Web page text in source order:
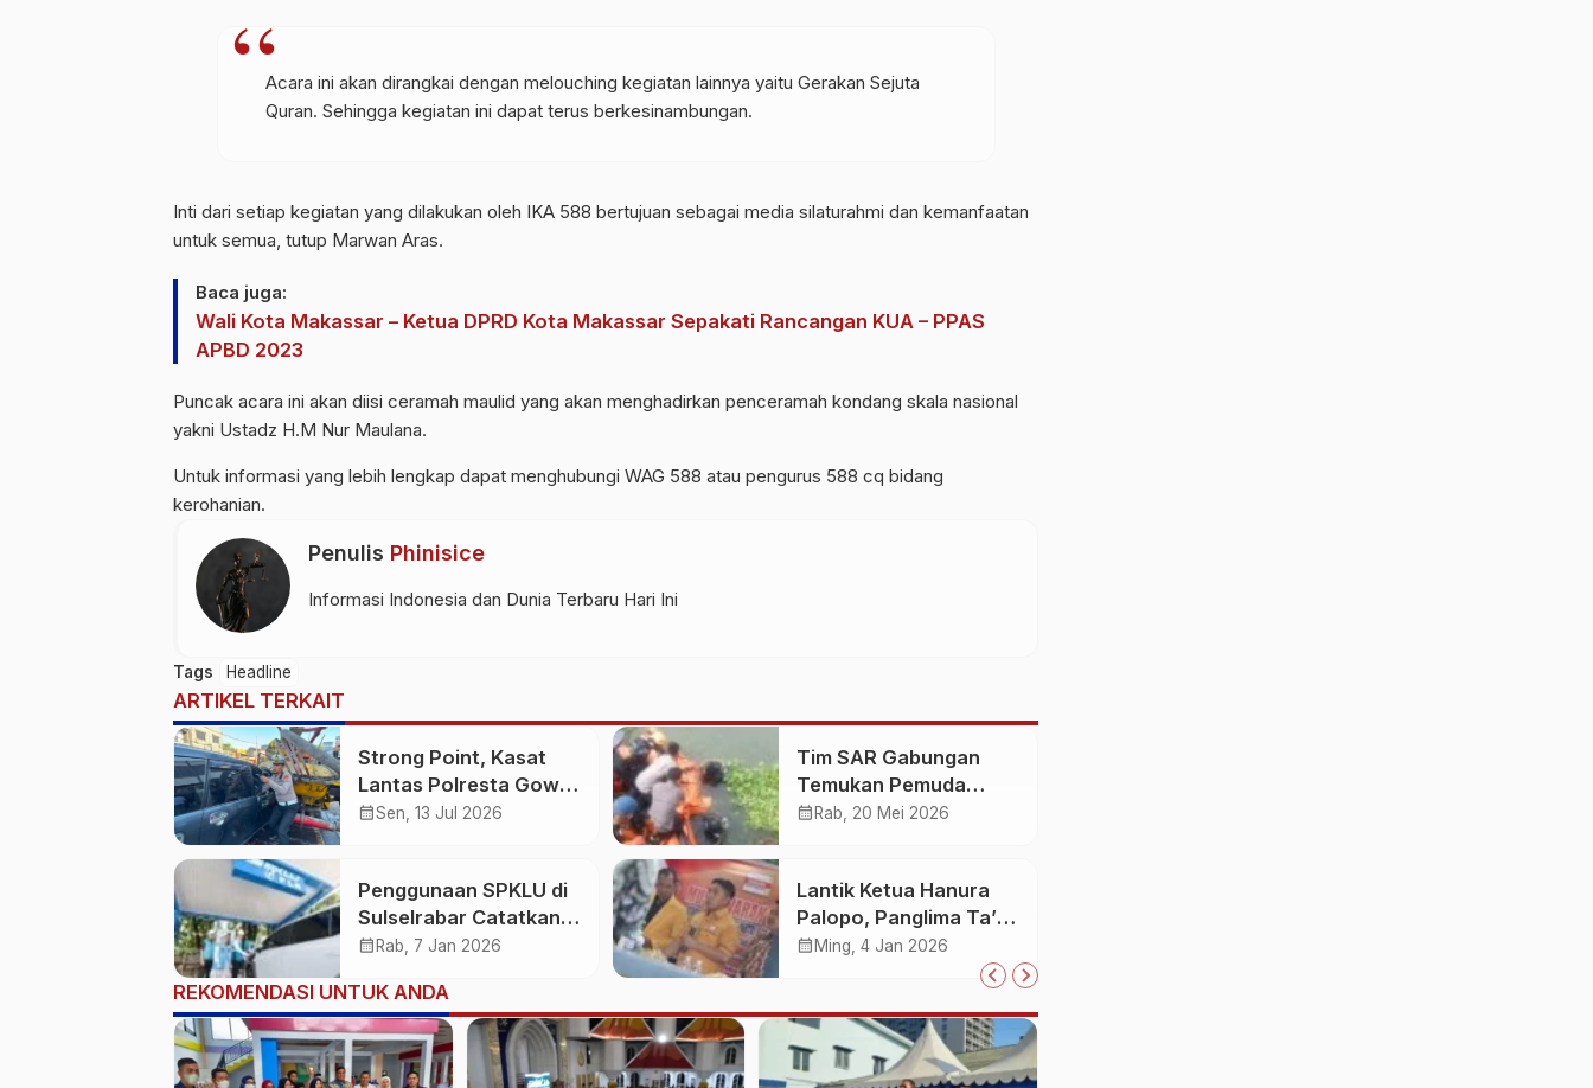
Acara ini akan dirangkai dengan melouching kegiatan lainnya yaitu Gerakan Sejuta
Quran. Sehingga kegiatan ini dapat terus berkesinambungan.
Inti dari setiap kegiatan yang dilakukan oleh IKA 588 bertujuan sebagai media silaturahmi dan kemanfaatan
untuk semua, tutup Marwan Aras.
Baca juga:
Wali Kota Makassar – Ketua DPRD Kota Makassar Sepakati Rancangan KUA – PPAS
APBD 2023
Puncak acara ini akan diisi ceramah maulid yang akan menghadirkan penceramah kondang skala nasional
yakni Ustadz H.M Nur Maulana.
Untuk informasi yang lebih lengkap dapat menghubungi WAG 588 atau pengurus 588 cq bidang
kerohanian.
Penulis Phinisice
Informasi Indonesia dan Dunia Terbaru Hari Ini
Tags Headline
ARTIKEL TERKAIT
Strong Point, Kasat
Lantas Polresta Gowa
Sigap Bantu Korban
calendar_monthSen, 13 Jul 2026
Tim SAR Gabungan
Temukan Pemuda
Loncat ke Sungai
calendar_month Rab, 20 Mei 2026
Penggunaan SPKLU di
Sulselrabar Catatkan
Kenaikan Tiga Kali
calendar_month Rab, 7 Jan 2026
Lantik Ketua Hanura
Palopo, Panglima Ta’ :
Jabatan adalah
jawabkan!
calendar_month Ming, 4 Jan 2026
REKOMENDASI UNTUK ANDA